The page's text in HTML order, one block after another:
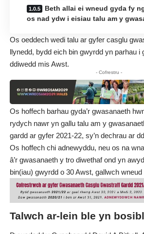
Beth allai ei wneud gyda fy
os nad ydw i eisiau talu am y
Os oeddech wedi talu ar gyfer casglu
llynedd, bydd eich bin gwyrdd yn parhau i
ddiwedd mis Awst.
- Cofrestru -
Os hoffech barhau gyda’r gwasanaeth
rydych nawr yn gallu talu am y
gardd ar gyfer 2021-22, sy’n dechrau ar
Os hoffech chi adnewyddu, neu os na
â’r gwasanaeth y tro diwethaf ond yn
bin(iau) gwyrdd o 30 Awst, gallwch wneud
Talwch ar-lein ble yn bosibl